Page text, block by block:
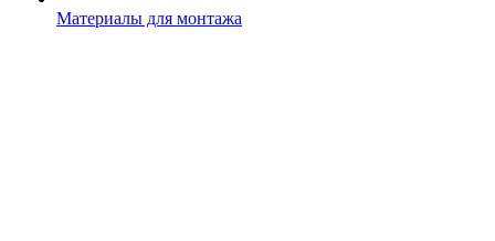
Материалы для монтажа